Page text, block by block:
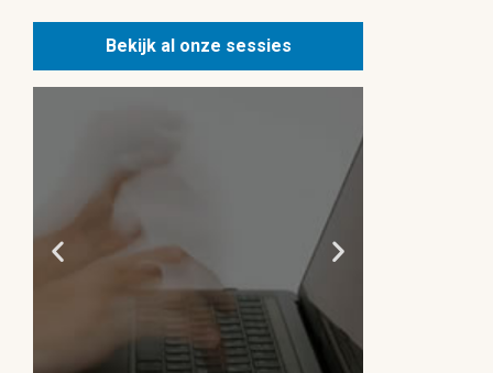
Bekijk al onze sessies